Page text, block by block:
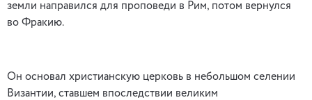
земли направился для проповеди в Рим, потом вернулся
во Фракию.
Он основал христианскую церковь в небольшом селении
Византии, ставшем впоследствии великим